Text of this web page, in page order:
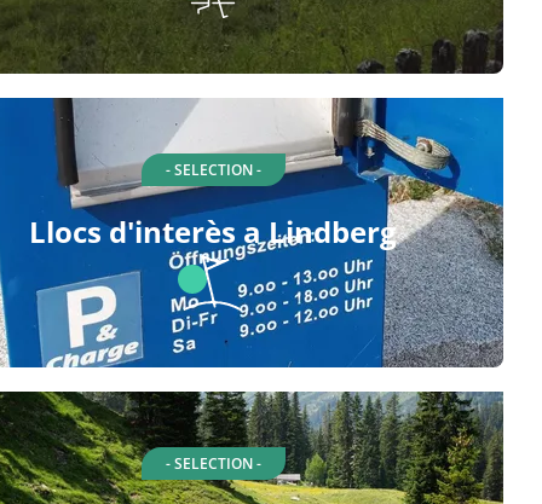
- SELECTION -
Llocs d'interès a Lindberg
- SELECTION -